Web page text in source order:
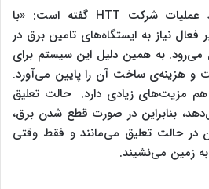
«بیباپ گرستا»، مدیر ارشد عملیات شرکت HTT گفته است: «با
فعال نیاز به ایستگاه‌های تامین برق در
می‌رود. به همین دلیل این سیستم برای
و هزینه‌ی ساخت آن را پایین می‌آورد.
مزیت‌های زیادی دارد. حالت تعلیق
بنابراین در صورت قطع شدن برق،
در حالت تعلیق می‌مانند و فقط وقتی
زمین می‌نشیند.